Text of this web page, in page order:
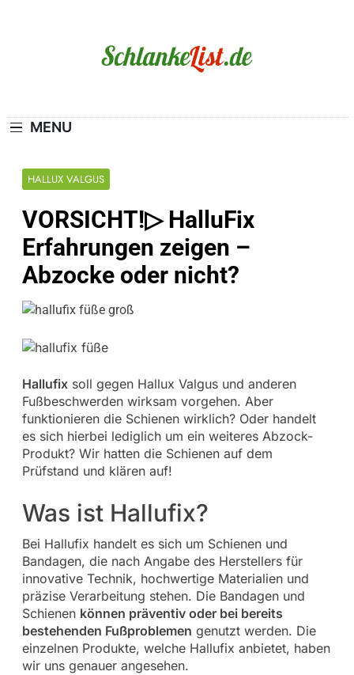
MENU
HALLUX VALGUS
VORSICHT!▷ HalluFix
Erfahrungen zeigen –
Abzocke oder nicht?
Hallufixsoll gegen Hallux Valgus und anderen
Fußbeschwerden wirksam vorgehen. Aber
funktionieren die Schienen wirklich? Oder handelt
es sich hierbei lediglich um ein weiteres Abzock-
Produkt? Wir hatten die Schienen auf dem
Prüfstand und klären auf!
Was ist Hallufix?
Bei Hallufix handelt es sich um Schienen und
Bandagen, die nach Angabe des Herstellers für
innovative Technik, hochwertige Materialien und
präzise Verarbeitung stehen. Die Bandagen und
Schienen können präventiv oder bei bereits
bestehenden Fußproblemen genutzt werden. Die
einzelnen Produkte, welche Hallufix anbietet, haben
wir uns genauer angesehen.